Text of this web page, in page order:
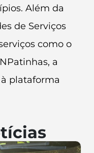
Além da
de Serviços
como o
a
plataforma